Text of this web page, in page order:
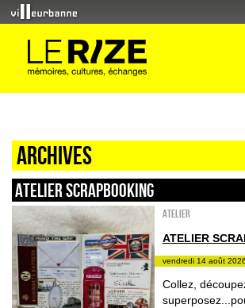
Archives
ATELIER SCRAPBOOKING
Atelier
ATELIER
vendredi 14 août
Collez,